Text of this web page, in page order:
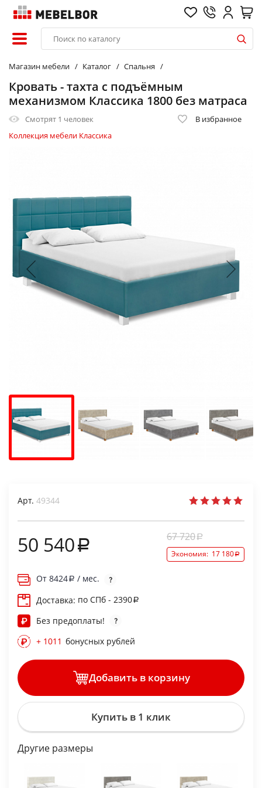
Магазин мебели Каталог Спальня
Кровать - тахта с подъёмным
механизмом Классика 1800 без матраса
Смотрят 1 человек
В избранное
Коллекция мебели Классика
Арт. 49344
50 540 67 720
Экономия: 17 180
От 8424
/ мес.
Доставка: по СПб - 2390
Без предоплаты!
+ 1011 бонусных рублей
Добавить в корзину
Купить в 1 клик
Другие размеры